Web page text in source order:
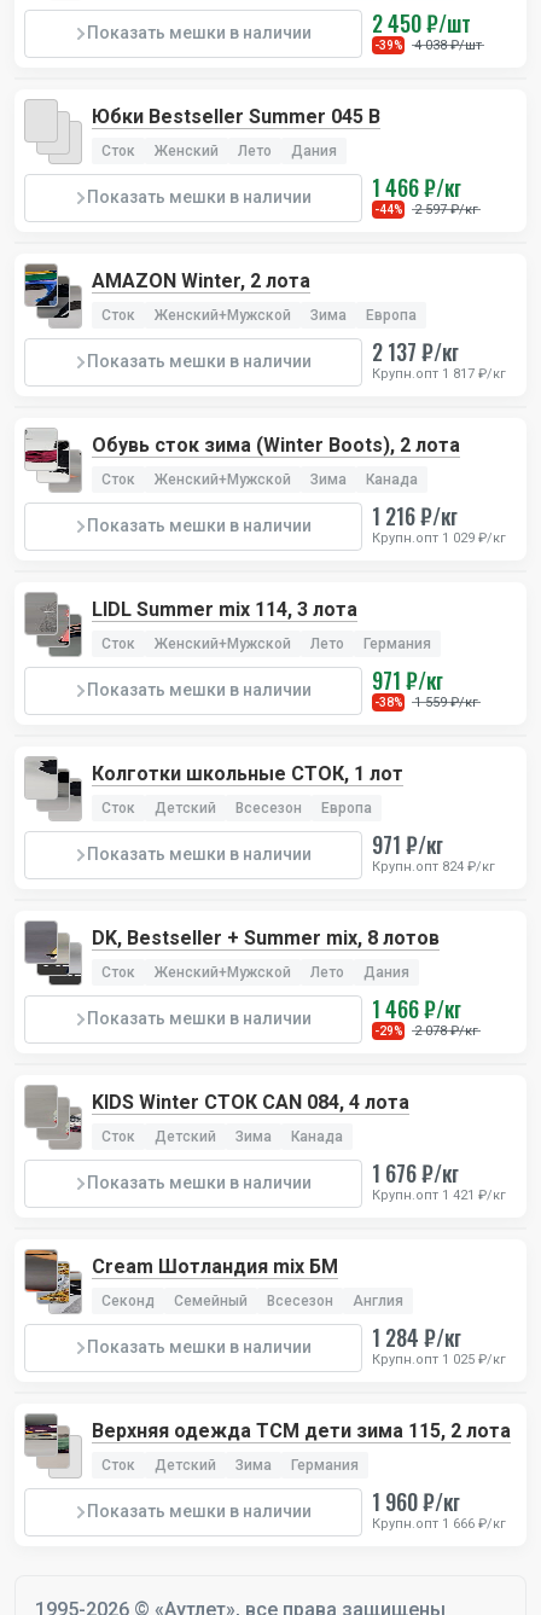
Показать мешки в наличии 2 450 ₽/шт
-39% 4 038 ₽/шт
Юбки Bestseller Summer 045 B
Сток Женский Лето Дания
Показать мешки в наличии 1 466 ₽/кг
-44% 2 597 ₽/кг
AMAZON Winter, 2 лота
Сток Женский+Мужской Зима Европа
Показать мешки в наличии 2 137 ₽/кг
Крупн.опт 1 817 ₽/кг
Обувь сток зима (Winter Boots), 2 лота
Сток Женский+Мужской Зима Канада
Показать мешки в наличии 1 216 ₽/кг
Крупн.опт 1 029 ₽/кг
LIDL Summer mix 114, 3 лота
Сток Женский+Мужской Лето Германия
Показать мешки в наличии 971 ₽/кг
-38% 1 559 ₽/кг
Колготки школьные СТОК, 1 лот
Сток Детский Всесезон Европа
Показать мешки в наличии 971 ₽/кг
Крупн.опт 824 ₽/кг
DK, Bestseller + Summer mix, 8 лотов
Сток Женский+Мужской Лето Дания
Показать мешки в наличии 1 466 ₽/кг
-29% 2 078 ₽/кг
KIDS Winter СТОК CAN 084, 4 лота
Сток Детский Зима Канада
Показать мешки в наличии 1 676 ₽/кг
Крупн.опт 1 421 ₽/кг
Cream Шотландия mix БМ
Секонд Семейный Всесезон Англия
Показать мешки в наличии 1 284 ₽/кг
Крупн.опт 1 025 ₽/кг
Верхняя одежда TCM дети зима 115, 2 лота
Сток Детский Зима Германия
Показать мешки в наличии 1 960 ₽/кг
Крупн.опт 1 666 ₽/кг
1995-2026 © «Аутлет», все права защищены